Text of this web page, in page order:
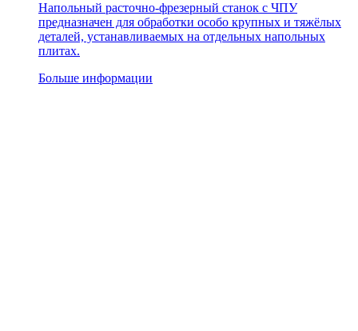
Напольный расточно-фрезерный станок с ЧПУ
предназначен для обработки особо крупных и тяжёлых
деталей, устанавливаемых на отдельных напольных
плитах.
Больше информации